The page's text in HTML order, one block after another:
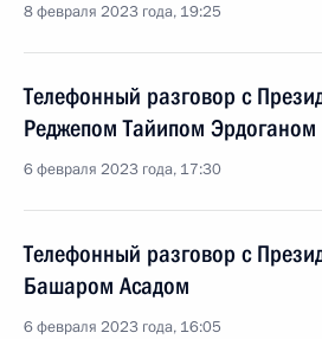
8 февраля 2023 года, 19:25
Телефонный разговор с
Реджепом Тайипом Эрдоганом
6 февраля 2023 года, 17:30
Телефонный разговор с
Башаром Асадом
6 февраля 2023 года, 16:05